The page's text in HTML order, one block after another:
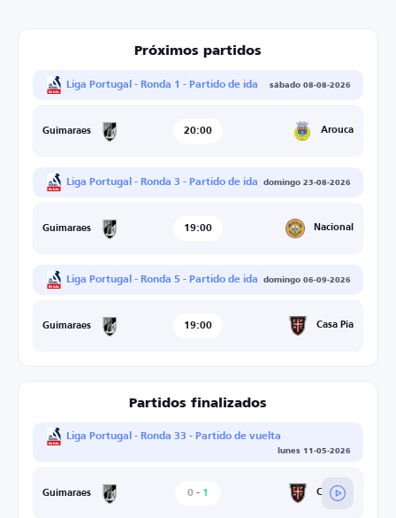
Próximos partidos
Liga Portugal - Ronda 1 - Partido de ida sábado 08-08-2026
Guimaraes 20:00 Arouca
Liga Portugal - Ronda 3 - Partido de ida domingo 23-08-2026
Guimaraes 19:00 Nacional
Liga Portugal - Ronda 5 - Partido de ida domingo 06-09-2026
Guimaraes 19:00 Casa Pia
Partidos finalizados
Liga Portugal - Ronda 33 - Partido de vuelta
lunes 11-05-2026
Guimaraes 0 - 1 Casa Pia